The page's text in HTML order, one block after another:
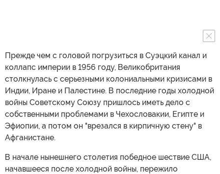
Прежде чем с головой погрузиться в Суэцкий канал и
коллапс империи в 1956 году, Великобритания
столкнулась с серьезными колониальными кризисами в
Индии, Иране и Палестине. В последние годы холодной
войны Советскому Союзу пришлось иметь дело с
собственными проблемами в Чехословакии, Египте и
Эфиопии, а потом он "врезался в кирпичную стену" в
Афганистане.
В начале нынешнего столетия победное шествие США,
начавшееся после холодной войны, пережило